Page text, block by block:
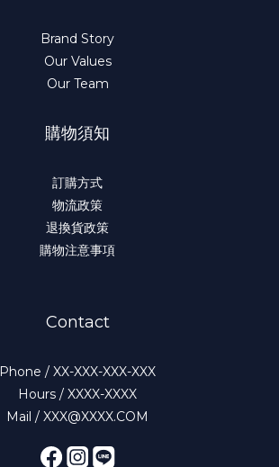
Brand Story
Our Values
Our Team
購物須知
訂購方式
物流政策
退換貨政策
購物注意事項
Contact
Phone / XX-XXX-XXX-XXX
Hours / XXXX-XXXX
Mail / XXX@XXXX.COM